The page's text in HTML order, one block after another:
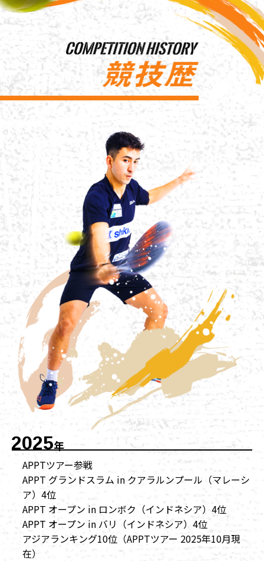
2025年
APPTツアー参戦
APPT グランドスラム in クアラルンプール（マレーシ
ア）4位
APPT オープン in ロンボク（インドネシア）4位
APPT オープン in バリ（インドネシア）4位
アジアランキング10位（APPTツアー 2025年10月現
在）